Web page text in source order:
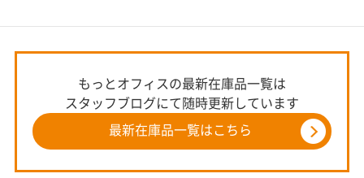
もっとオフィスの最新在庫品一覧は
スタッフブログにて随時更新しています
最新在庫品一覧はこちら